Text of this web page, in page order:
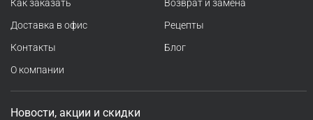
Как заказать
Доставка в офис
Контакты
О компании
Возврат и замена
Рецепты
Блог
Новости, акции и скидки